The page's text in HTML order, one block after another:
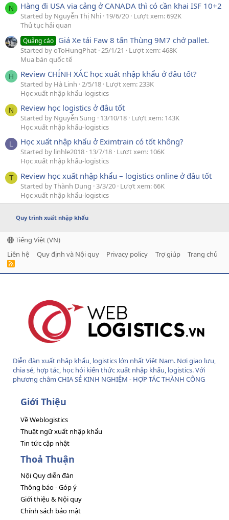
N Hàng đi USA via cảng ở CANADA thì có cần khai ISF 10+2
Started by Nguyễn Thị Nhi 19/6/20 Lượt xem: 692K
Thủ tục hải quan
Quảng cáo Giá Xe tải Faw 8 tấn Thùng 9M7 chở pallet.
Started by oToHungPhat 25/1/21
Lượt xem: 468K
Mua bán quốc tế
H Review CHÍNH XÁC học xuất nhập khẩu ở đâu tốt?
Started by Hà Linh 2/5/18 Lượt xem: 233K
Học xuất nhập khẩu-logistics
N Review học logistics ở đâu tốt
Started by Nguyễn Sung 13/10/18 Lượt xem: 143K
Học xuất nhập khẩu-logistics
L Học xuất nhập khẩu ở Eximtrain có tốt không?
Started by linhle2018 13/7/18 Lượt xem: 106K
Học xuất nhập khẩu-logistics
T Review học xuất nhập khẩu – logistics online ở đâu tốt
Started by Thành Dung 3/3/20 Lượt xem: 66K
Học xuất nhập khẩu-logistics
Quy trình xuất nhập khẩu
Tiếng Việt (VN)
Liên hệ
Quy định và Nội quy Privacy policy Trợ giúp Trang chủ
R
Diễn đàn xuất nhập khẩu, logistics lớn nhất Việt Nam. Nơi giao lưu,
chia sẻ, hợp tác, học hỏi kiến thức xuất nhập khẩu, logistics. Với
phương châm CHIA SẺ KINH NGHIỆM - HỢP TÁC THÀNH CÔNG
Giới Thiệu
Về Weblogistics
Thuật ngữ xuất nhập khẩu
Tin tức cập nhật
Thoả Thuận
Nội Quy diễn đàn
Thông báo - Góp ý
Giới thiệu & Nội quy
Chính sách bảo mật